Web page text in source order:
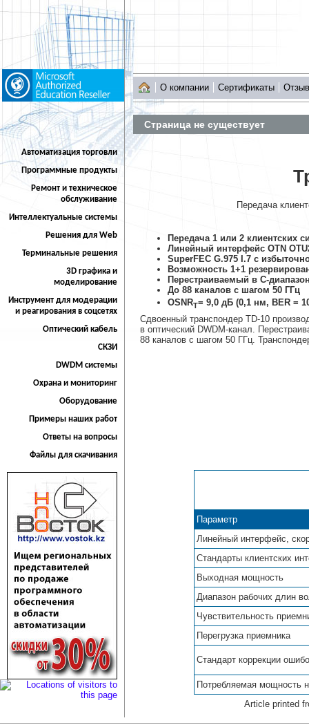
Автоматизация торговли
Программные продукты
Ремонт и техническое
обслуживание
Интеллектуальные системы
Решения для Web
Терминальные решения
3D графика и
моделирование
Инструмент для модерации
и реагирования в соцсетях
Оптический кабель
СКЗИ
DWDM системы
Охрана и мониторинг
Оборудование
Примеры наших работ
Ответы на вопросы
Файлы для скачивания
О компании Сертификаты
Страница не существует
Передача
Передача 1 или 2 клиентских
Линейный интерфейс OTN
SuperFEC G.975 I.7 с
Возможность 1+1
Перестраиваемый в C-
До 88 каналов с шагом 50 ГГц
OSNRT= 9,0 дБ (0,1 нм, BER =
Сдвоенный транспондер TD-10
в оптический DWDM-канал.
88 каналов с шагом 50 ГГц.
Параметр
Линейный интерфейс,
Стандарты клиентских
Выходная мощность
Диапазон рабочих длин
Чувствительность
Перегрузка приемника
Стандарт коррекции
Потребляемая мощность
Article printed